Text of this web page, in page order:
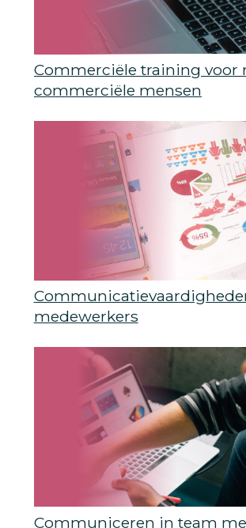
Commerciële training voor
commerciële mensen
medewerkers
Communiceren in team